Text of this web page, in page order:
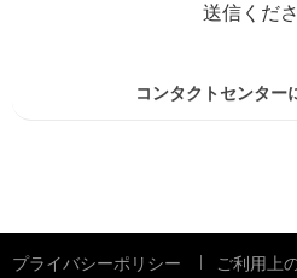
送信くださ
コンタクトセンター
プライバシーポリシー ご利用上